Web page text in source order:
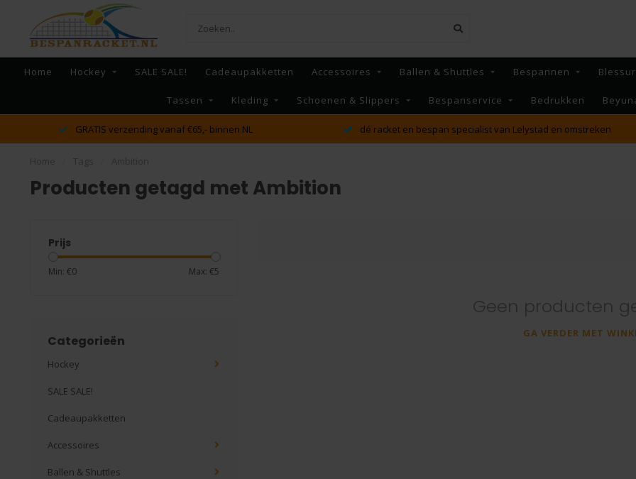
Home Hockey SALE SALE! Cadeaupakketten Accessoires Ballen & Shuttles Bespannen
Tassen Kleding Schoenen & Slippers Bespanservice Bedrukken
GRATIS verzending vanaf €65,- binnen NL dé racket en bespan specialist van Lelystad en omstreken
Producten getagd met Ambition
Prijs
Min: €0 Max: €5
Categorieën
Hockey
SALE SALE!
Cadeaupakketten
Accessoires
Ballen & Shuttles
Geen producten
GA VERDER MET